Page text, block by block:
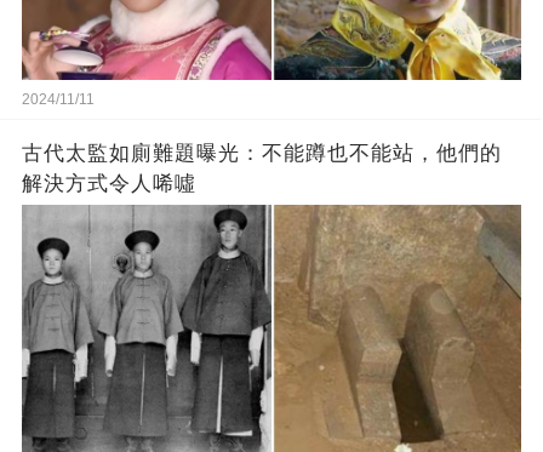
2024/11/11
古代太監如廁難題曝光：不能蹲也不能站，他們的
解決方式令人唏噓